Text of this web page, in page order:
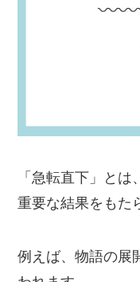
「急転直下」と
重要な結果をもた
例えば、物語の展